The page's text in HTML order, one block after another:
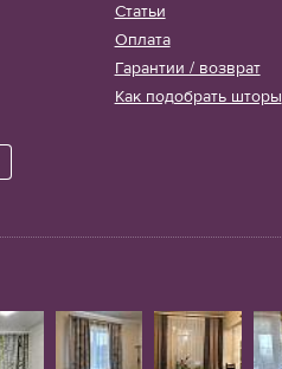
Статьи
Оплата
Гарантии / возврат
Как подобрать шторы